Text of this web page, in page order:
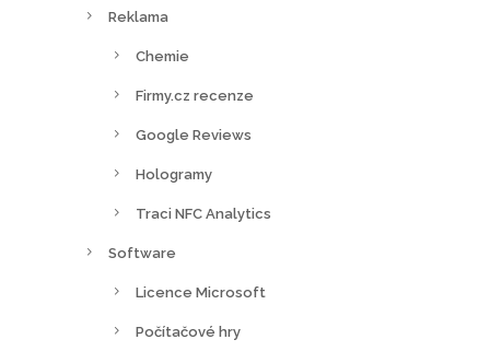
Reklama
Chemie
Firmy.cz recenze
Google Reviews
Hologramy
Traci NFC Analytics
Software
Licence Microsoft
Počítačové hry